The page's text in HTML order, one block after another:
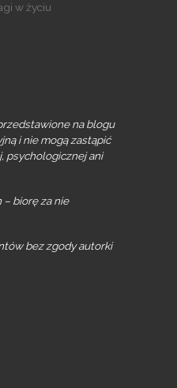
w życiu
na blogu
i nie mogą zastąpić
psychologicznej ani
biorę za nie
bez zgody autorki